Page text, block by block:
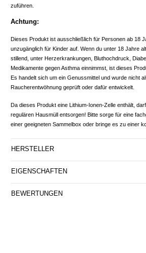
zuführen.
Achtung:
Dieses Produkt ist ausschließlich für Personen ab 18
unzugänglich für Kinder auf. Wenn du unter 18 Jahre
stillend, unter Herzerkrankungen, Bluthochdruck,
Medikamente gegen Asthma einnimmst, ist dieses
Es handelt sich um ein Genussmittel und wurde nicht
Raucherentwöhnung geprüft oder dafür entwickelt.
Da dieses Produkt eine Lithium-Ionen-Zelle enthält,
regulären Hausmüll entsorgen! Bitte sorge für eine
einer geeigneten Sammelbox oder bringe es zu einer
HERSTELLER
EIGENSCHAFTEN
BEWERTUNGEN